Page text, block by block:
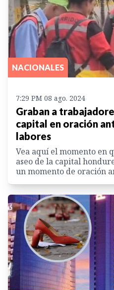
NACIONALES
7:29 PM 08 ago. 2024
Graban a
capital en oración
labores
Vea aquí el momento en
aseo de la capital
un momento de oración